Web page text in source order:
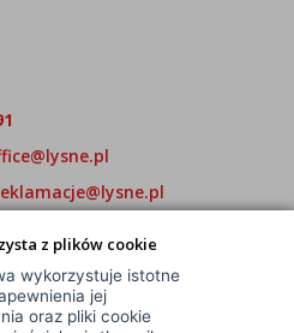
z plików cookie
wykorzystuje istotne
jej
oraz pliki cookie